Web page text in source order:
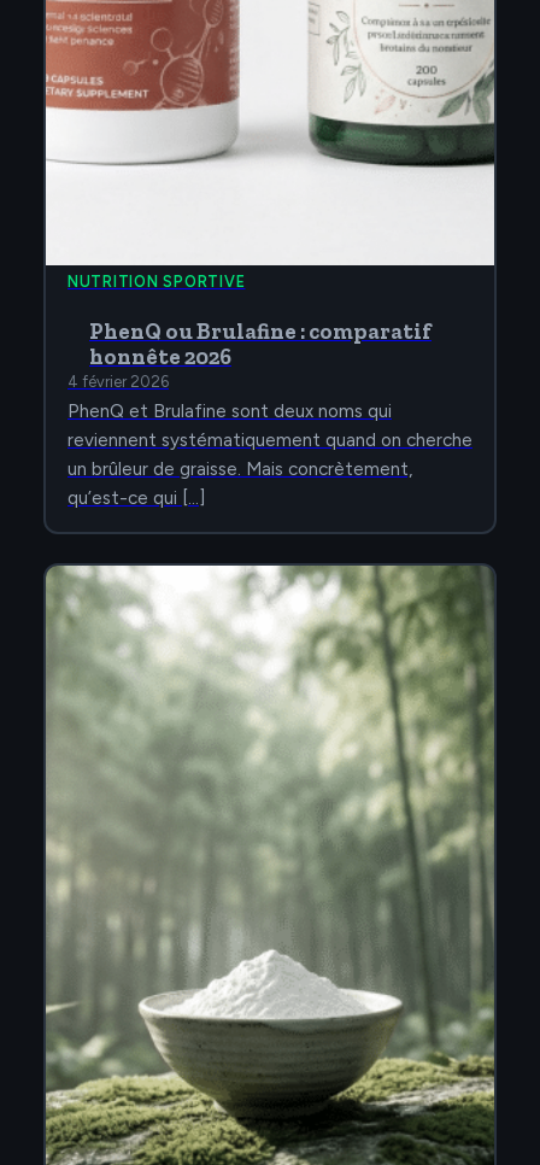
NUTRITION SPORTIVE
PhenQ ou Brulafine : comparatif
honnête 2026
4 février 2026
PhenQ et Brulafine sont deux noms qui
reviennent systématiquement quand on cherche
un brûleur de graisse. Mais concrètement,
qu’est-ce qui […]